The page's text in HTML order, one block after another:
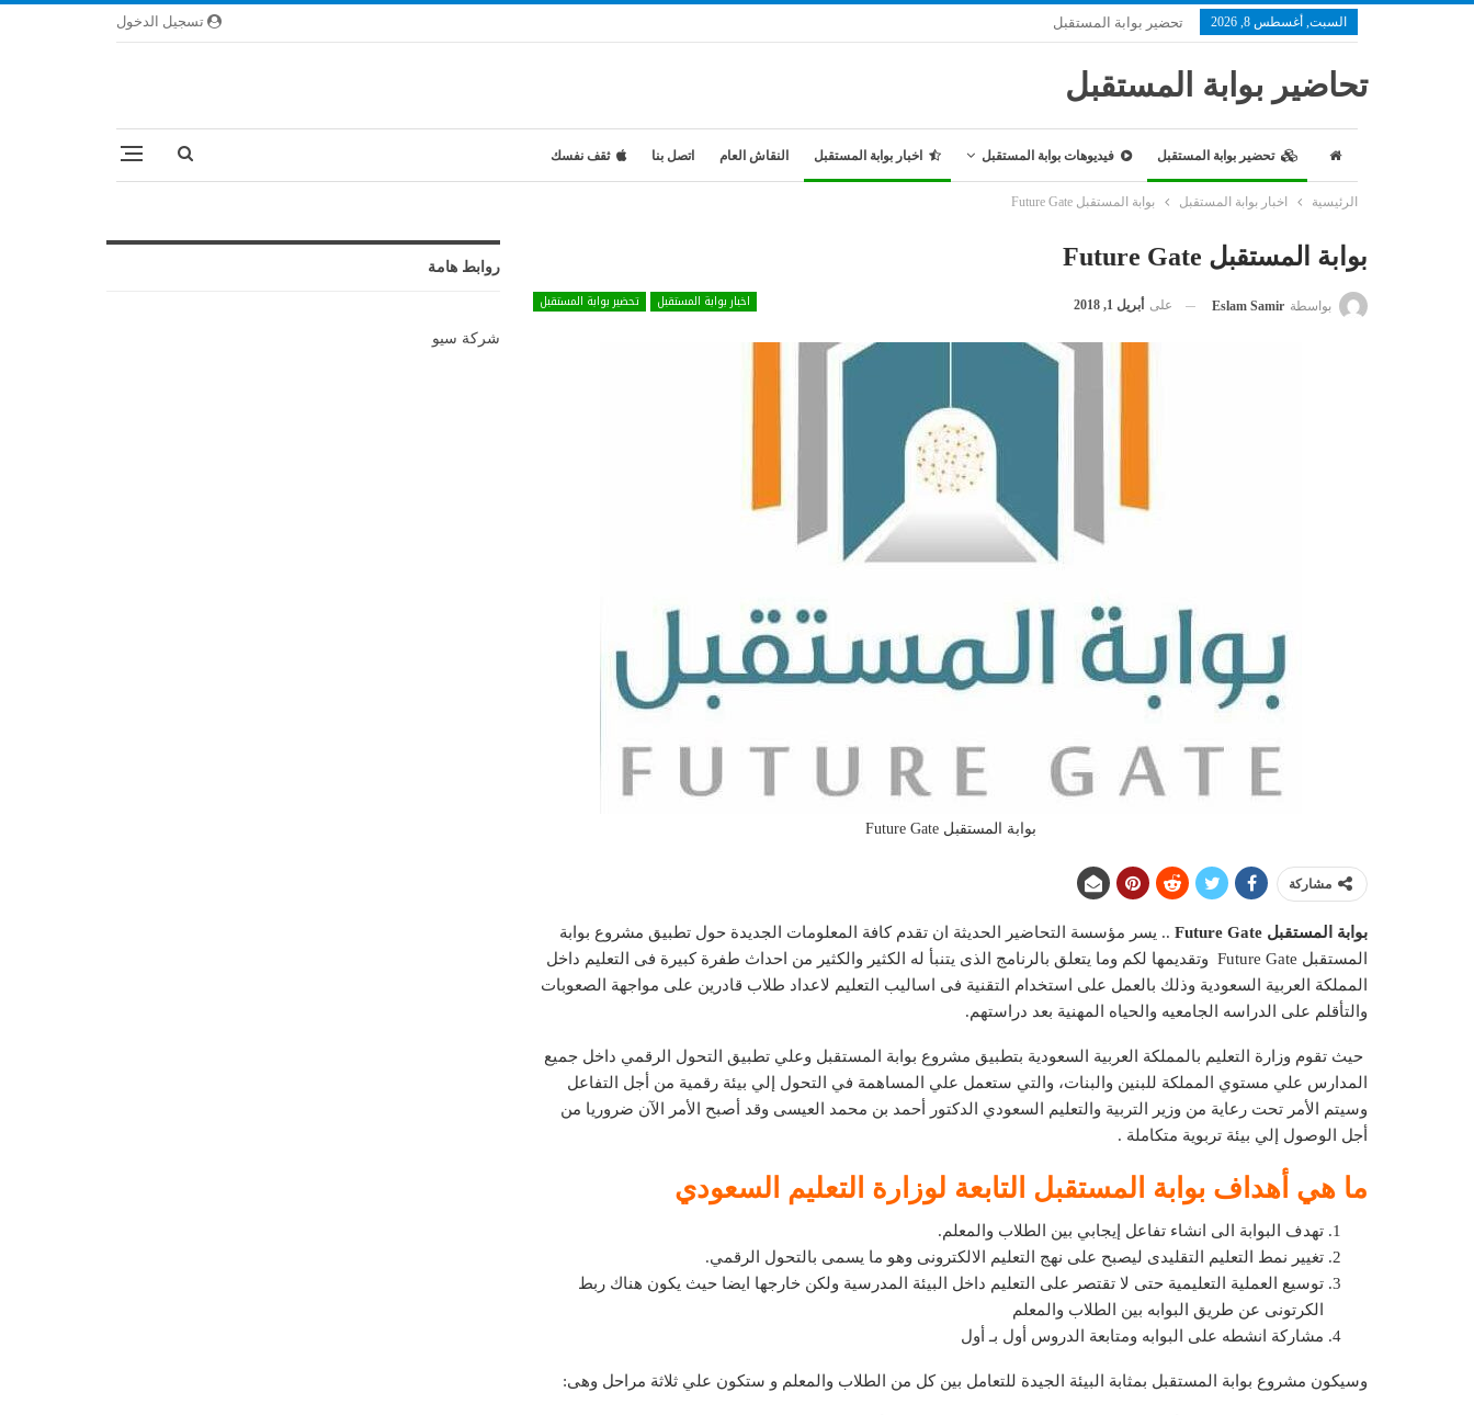
تسجيل الدخول السبت, أغسطس 8, 2026 تحضير بوابة المستقبل
تحاضير بوابة المستقبل
تحضير بوابة المستقبل فيديوهات بوابة المستقبل اخبار بوابة المستقبل النقاش العام اتصل بنا ثقف نفسك
الرئيسية اخبار بوابة المستقبل بوابة المستقبل Future Gate
بوابة المستقبل Future Gate
اخبار بوابة المستقبل تحضير بوابة المستقبل بواسطة Eslam Samir على أبريل 1, 2018
بوابة المستقبل Future Gate
مشاركة
بوابة المستقبل Future Gate
.. يسر مؤسسة التحاضير الحديثة ان تقدم كافة المعلومات الجديدة حول تطبيق مشروع بوابة
المستقبل Future Gate وتقديمها لكم وما يتعلق بالرنامج الذى يتنبأ له الكثير والكثير من احداث طفرة كبيرة فى التعليم داخل
المملكة العربية السعودية وذلك بالعمل على استخدام التقنية فى اساليب التعليم لاعداد طلاب قادرين على مواجهة الصعوبات
والتأقلم على الدراسه الجامعيه والحياه المهنية بعد دراستهم.
حيث تقوم وزارة التعليم بالمملكة العربية السعودية بتطبيق مشروع بوابة المستقبل وعلي تطبيق التحول الرقمي داخل جميع
المدارس علي مستوي المملكة للبنين والبنات، والتي ستعمل علي المساهمة في التحول إلي بيئة رقمية من أجل التفاعل
وسيتم الأمر تحت رعاية من وزير التربية والتعليم السعودي الدكتور أحمد بن محمد العيسى وقد أصبح الأمر الآن ضروريا من
أجل الوصول إلي بيئة تربوية متكاملة .
ما هي أهداف بوابة المستقبل التابعة لوزارة التعليم السعودي
تهدف البوابة الى انشاء تفاعل إيجابي بين الطلاب والمعلم.
تغيير نمط التعليم التقليدى ليصبح على نهج التعليم الالكترونى وهو ما يسمى بالتحول الرقمي.
توسيع العملية التعليمية حتى لا تقتصر على التعليم داخل البيئة المدرسية ولكن خارجها ايضا حيث يكون هناك ربط
الكرتونى عن طريق البوابه بين الطلاب والمعلم
مشاركة انشطه على البوابه ومتابعة الدروس أول بـ أول
وسيكون مشروع بوابة المستقبل بمثابة البيئة الجيدة للتعامل بين كل من الطلاب والمعلم و ستكون علي ثلاثة مراحل وهى:
روابط هامة
شركة سيو